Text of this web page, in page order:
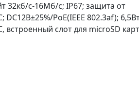
32кб/с-16Мб/с; IP67; защита от
DC12В±25%/PoE(IEEE 802.3af);
встроенный слот для microSD